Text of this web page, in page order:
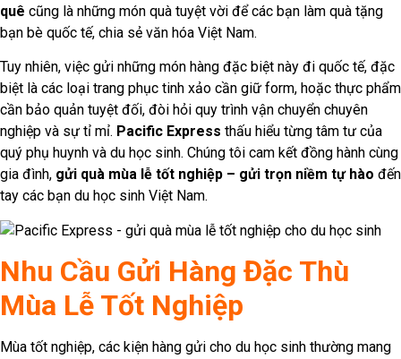
quê cũng là những món quà tuyệt vời để các bạn làm quà tặng
bạn bè quốc tế, chia sẻ văn hóa Việt Nam.
Tuy nhiên, việc gửi những món hàng đặc biệt này đi quốc tế, đặc
biệt là các loại trang phục tinh xảo cần giữ form, hoặc thực phẩm
cần bảo quản tuyệt đối, đòi hỏi quy trình vận chuyển chuyên
nghiệp và sự tỉ mỉ. Pacific Express thấu hiểu từng tâm tư của
quý phụ huynh và du học sinh. Chúng tôi cam kết đồng hành cùng
gia đình, gửi quà mùa lễ tốt nghiệp – gửi trọn niềm tự hào đến
tay các bạn du học sinh Việt Nam.
Nhu Cầu Gửi Hàng Đặc Thù
Mùa Lễ Tốt Nghiệp
Mùa tốt nghiệp, các kiện hàng gửi cho du học sinh thường mang